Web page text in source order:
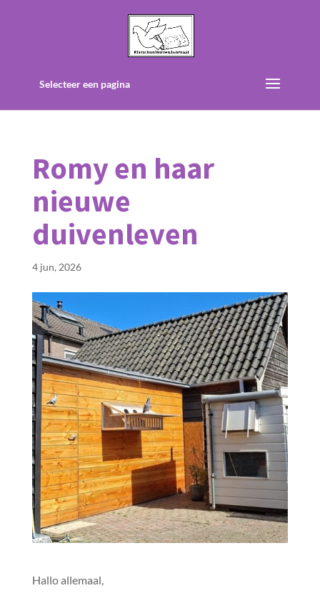
Selecteer een pagina
Romy en haar
nieuwe
duivenleven
4 jun, 2026
Hallo allemaal,